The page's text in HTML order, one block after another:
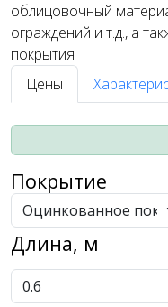
облицовочный
ограждений и т.д., а
покрытия
Цены
Покрытие
Длина, м